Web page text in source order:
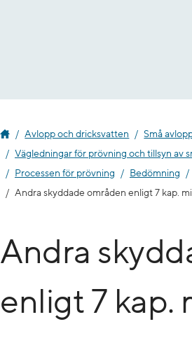
Avlopp och dricksvatten
Små
Vägledningar för prövning och tillsyn av
Processen för prövning
Bedömning
Andra skyddade områden enligt 7 kap.
Andra
enligt 7 kap.